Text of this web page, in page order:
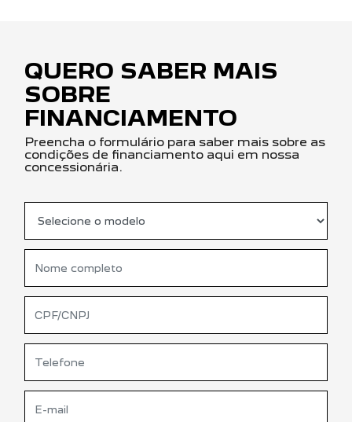
QUERO SABER MAIS
SOBRE
FINANCIAMENTO
Preencha o formulário para saber mais sobre as
condições de financiamento aqui em nossa
concessionária.